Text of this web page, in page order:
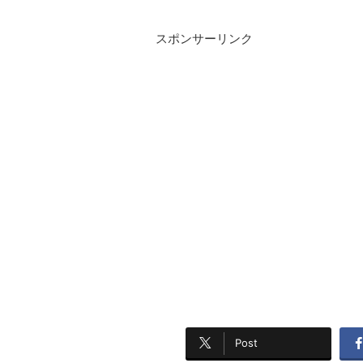
スポンサーリンク
Post